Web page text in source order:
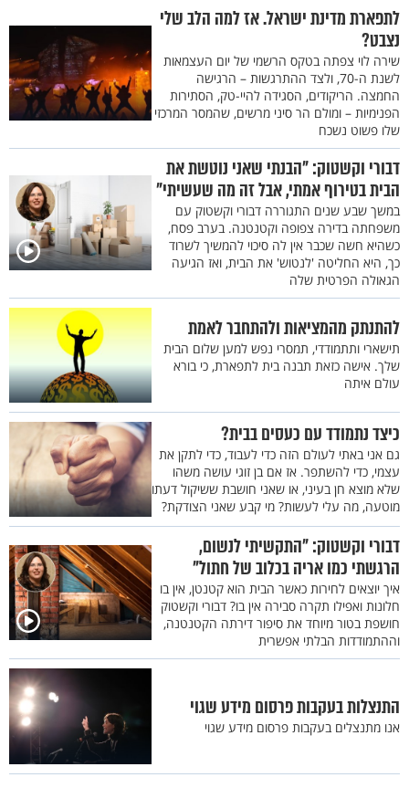
לתפארת מדינת ישראל. אז למה הלב שלי
נצבט?
שירה לוי צפתה בטקס הרשמי של יום העצמאות
לשנת ה-70, ולצד ההתרגשות – הרגישה
החמצה. הריקודים, הסגידה להיי-טק, הסתירות
הפנימיות – ומולם הר סיני מרשים, שהמסר המרכזי
שלו פשוט נשכח
דבורי וקשטוק: "הבנתי שאני נוטשת את
הבית בטירוף אמתי, אבל זה מה שעשיתי"
במשך שבע שנים התגוררה דבורי וקשטוק עם
משפחתה בדירה צפופה וקטנטנה. בערב פסח,
כשהיא חשה שכבר אין לה סיכוי להמשיך לשרוד
כך, היא החליטה 'לנטוש' את הבית, ואז הגיעה
הגאולה הפרטית שלה
להתנתק מהמציאות ולהתחבר לאמת
תישארי ותתמודדי, תמסרי נפש למען שלום הבית
שלך. אישה כזאת תבנה בית לתפארת, כי בורא
עולם איתה
כיצד נתמודד עם כעסים בבית?
גם אני באתי לעולם הזה כדי לעבוד, כדי לתקן את
עצמי, כדי להשתפר. אז אם בן זוגי עושה משהו
שלא מוצא חן בעיני, או שאני חושבת ששיקול דעתו
מוטעה, מה עלי לעשות? מי קבע שאני הצודקת?
דבורי וקשטוק: "התקשיתי לנשום,
הרגשתי כמו אריה בכלוב של חתול"
איך יוצאים לחירות כאשר הבית הוא קטנטן, אין בו
חלונות ואפילו תקרה סבירה אין בו? דבורי וקשטוק
חושפת בטור מיוחד את סיפור דירתה הקטנטנה,
וההתמודדות הבלתי אפשרית
התנצלות בעקבות פרסום מידע שגוי
אנו מתנצלים בעקבות פרסום מידע שגוי